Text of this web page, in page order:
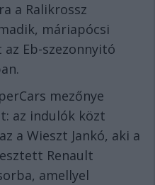
a Ralikrossz
máriapócsi
Eb-szezonnyitó
mezőnye
az indulók közt
a Wieszt Jankó, aki a
Renault
amellyel